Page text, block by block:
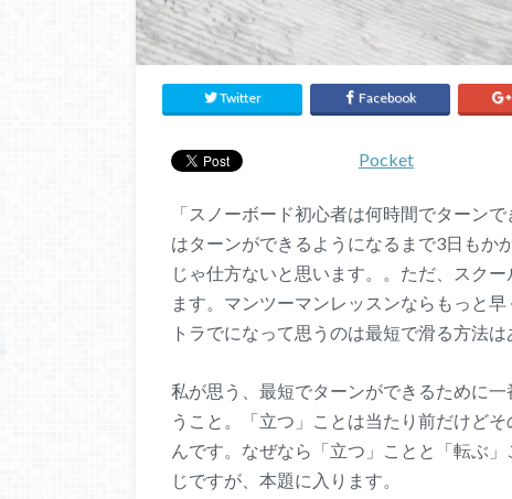
Twitter Facebook
Pocket
「スノーボード初心者は何時間でターン
はターンができるようになるまで3日もか
じゃ仕方ないと思います。。ただ、スク
ます。マンツーマンレッスンならもっと
トラでになって思うのは最短で滑る方法は
私が思う、最短でターンができるために
うこと。「立つ」ことは当たり前だけど
んです。なぜなら「立つ」ことと「転ぶ
じですが、 本題に入ります。